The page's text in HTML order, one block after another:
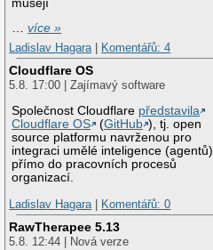
musejí
…více »
Ladislav Hagara
Komentářů: 4
Cloudflare OS
5.8. 17:00 | Zajímavý software
Společnost Cloudflare představila
Cloudflare OS
(GitHub ), tj. open
source platformu navrženou pro
integraci umělé inteligence (agentů)
přímo do pracovních procesů
organizací.
Ladislav Hagara
Komentářů: 0
RawTherapee 5.13
5.8. 12:44 | Nová verze